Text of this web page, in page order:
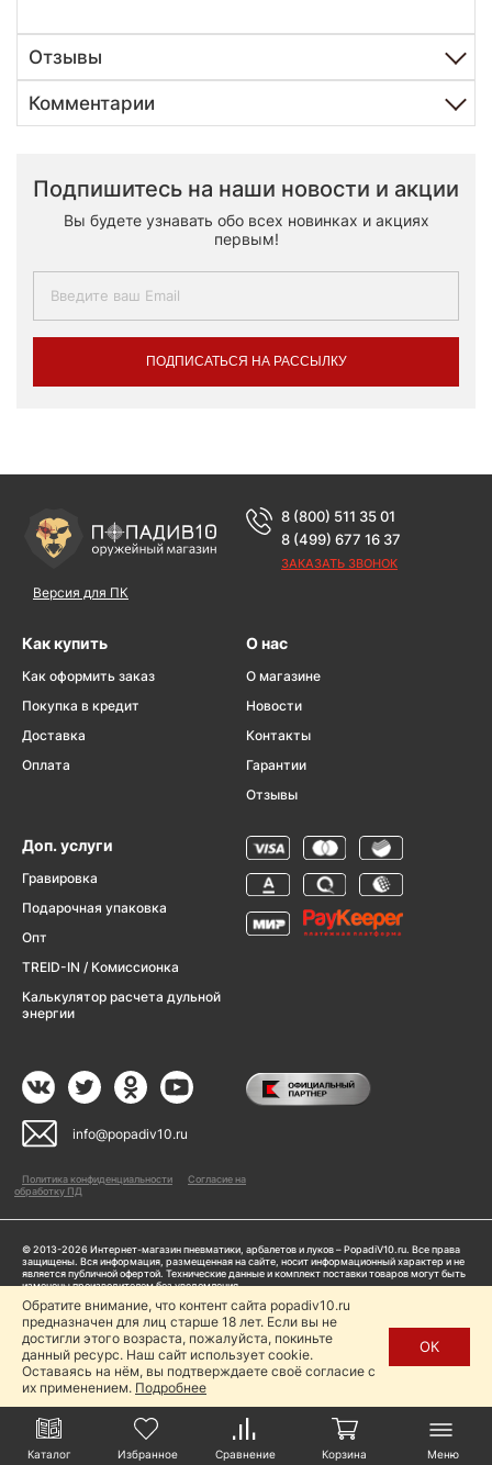
Отзывы
Комментарии
Подпишитесь на наши новости и акции
Вы будете узнавать обо всех новинках и акциях
первым!
ПОДПИСАТЬСЯ НА РАССЫЛКУ
Версия для ПК
8 (800) 511 35 01
8 (499) 677 16 37
ЗАКАЗАТЬ ЗВОНОК
Как купить
Как оформить заказ
Покупка в кредит
Доставка
Оплата
О нас
О магазине
Новости
Контакты
Гарантии
Отзывы
Доп. услуги
Гравировка
Подарочная упаковка
Опт
TREID-IN / Комиссионка
Калькулятор расчета дульной
энергии
info@popadiv10.ru
Политика конфиденциальности
Согласие на
обработку ПД
© 2013-2026 Интернет-магазин пневматики, арбалетов и луков – PopadiV10.ru. Все права
защищены. Вся информация, размещенная на сайте, носит информационный характер и не
является публичной офертой. Технические данные и комплект поставки товаров могут быть
изменены производителем без уведомления
Пользуясь сайтом Popadiv10.ru, пользователь автоматически соглашается с условиями,
прописанными в
Политике конфиденциальности
Копирование любой информации (тексты, фото, видео и др.) с сайта Popadiv10 запрещено,
за исключением наличия письменного согласия администрации сайта Popadiv10.
Каталог Избранное Сравнение Корзина Меню
Обратите внимание, что контент сайта popadiv10.ru
предназначен для лиц старше 18 лет. Если вы не
достигли этого возраста, пожалуйста, покиньте
данный ресурс. Наш сайт использует cookie.
Оставаясь на нём, вы подтверждаете своё согласие с
их применением. Подробнее
ОК